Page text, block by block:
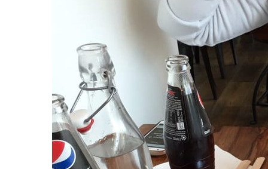
Voyage au
On a testé à
cochons